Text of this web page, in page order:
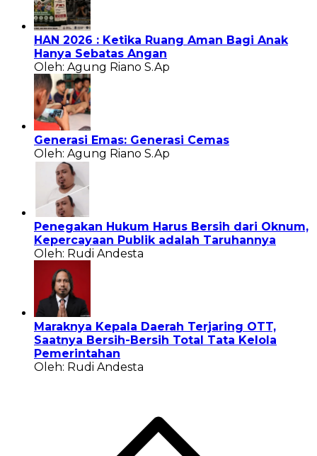
HAN 2026 : Ketika Ruang Aman Bagi Anak
Hanya Sebatas Angan
Oleh: Agung Riano S.Ap
Generasi Emas: Generasi Cemas
Oleh: Agung Riano S.Ap
Penegakan Hukum Harus Bersih dari Oknum,
Kepercayaan Publik adalah Taruhannya
Oleh: Rudi Andesta
Maraknya Kepala Daerah Terjaring OTT,
Saatnya Bersih-Bersih Total Tata Kelola
Pemerintahan
Oleh: Rudi Andesta